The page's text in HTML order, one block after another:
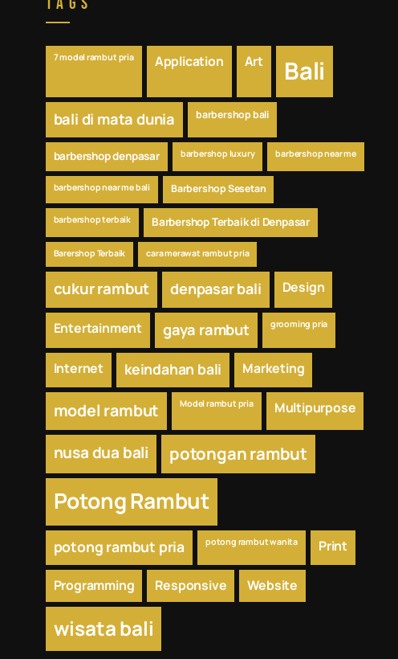
7 model rambut pria Application Art Bali
bali di mata dunia barbershop bali
barbershop denpasar barbershop luxury barbershop near me
barbershop near me bali Barbershop Sesetan
barbershop terbaik Barbershop Terbaik di Denpasar
Barershop Terbaik cara merawat rambut pria
cukur rambut denpasar bali Design
Entertainment gaya rambut grooming pria
Internet keindahan bali Marketing
model rambut Model rambut pria Multipurpose
nusa dua bali potongan rambut
Potong Rambut
potong rambut pria potong rambut wanita Print
Programming Responsive Website
wisata bali